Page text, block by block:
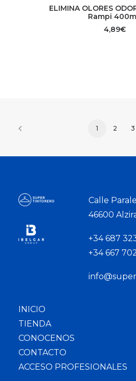
ELIMINA OLORES
Rampi
4,89€
1 2 3
Calle
46600
+34 687
+34 667
INICIO
TIENDA
CONOCENOS
CONTACTO
ACCESO PROFESIONALES